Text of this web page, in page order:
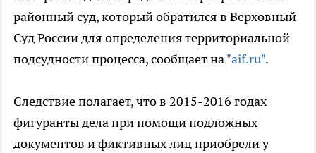
районный суд, который обратился в Верховный
Суд России для определения территориальной
подсудности процесса, сообщает на"aif.ru".
Следствие полагает, что в 2015-2016 годах
фигуранты дела при помощи подложных
документов и фиктивных лиц приобрели у